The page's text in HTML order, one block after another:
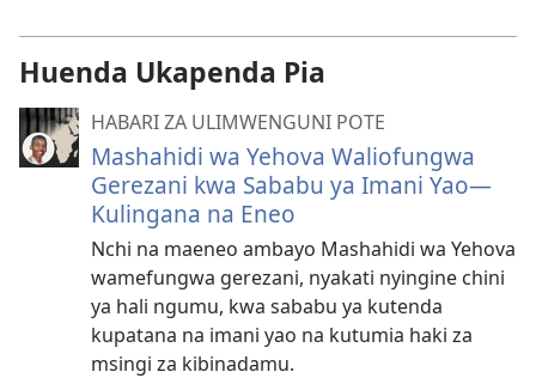
Huenda Ukapenda Pia
HABARI ZA ULIMWENGUNI POTE
Mashahidi wa Yehova Waliofungwa
Gerezani kwa Sababu ya Imani Yao—
Kulingana na Eneo
Nchi na maeneo ambayo Mashahidi wa Yehova
wamefungwa gerezani, nyakati nyingine chini
ya hali ngumu, kwa sababu ya kutenda
kupatana na imani yao na kutumia haki za
msingi za kibinadamu.